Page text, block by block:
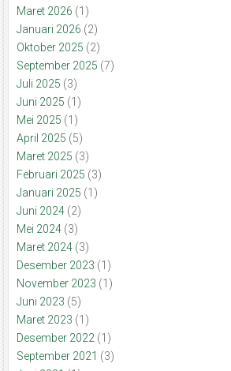
Maret 2026 (1)
Januari 2026 (2)
Oktober 2025 (2)
September 2025 (7)
Juli 2025 (3)
Juni 2025 (1)
Mei 2025 (1)
April 2025 (5)
Maret 2025 (3)
Februari 2025 (3)
Januari 2025 (1)
Juni 2024 (2)
Mei 2024 (3)
Maret 2024 (3)
Desember 2023 (1)
November 2023 (1)
Juni 2023 (5)
Maret 2023 (1)
Desember 2022 (1)
September 2021 (3)